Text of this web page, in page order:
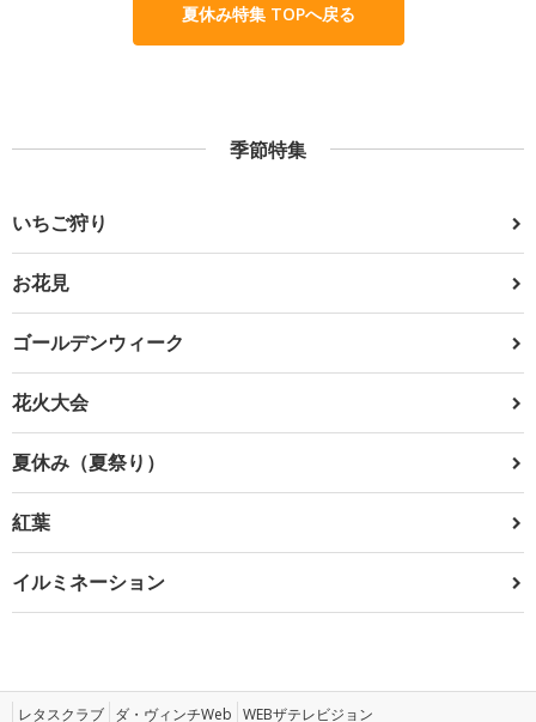
夏休み特集 TOPへ戻る
季節特集
いちご狩り
お花見
ゴールデンウィーク
花火大会
夏休み（夏祭り）
紅葉
イルミネーション
レタスクラブ ダ・ヴィンチWeb WEBザテレビジョン